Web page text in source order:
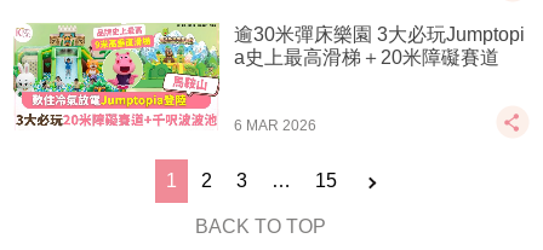
逾30米彈床樂園 3大必玩Jumptopi
a史上最高滑梯＋20米障礙賽道
6 MAR 2026
1 2 3 … 15
BACK TO TOP